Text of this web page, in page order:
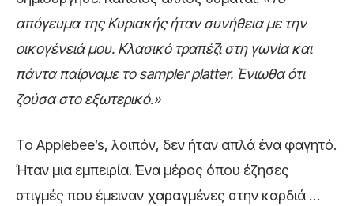
απόγευμα της Κυριακής ήταν συνήθεια με την
οικογένειά μου. Κλασικό τραπέζι στη γωνία και
πάντα παίρναμε το sampler platter. Ένιωθα ότι
ζούσα στο εξωτερικό.»
Το Applebee’s, λοιπόν, δεν ήταν απλά ένα φαγητό.
Ήταν μια εμπειρία. Ένα μέρος όπου έζησες
στιγμές που έμειναν χαραγμένες στην καρδιά …